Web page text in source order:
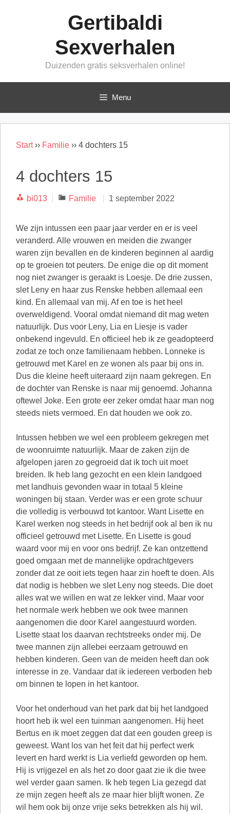
Gertibaldi
Sexverhalen
Duizenden gratis seksverhalen online!
Menu
Start›› Familie ›› 4 dochters 15
4 dochters 15
bi013 Categorieën
Familie 1 september 2022
We zijn intussen een paar jaar verder en er is veel
veranderd. Alle vrouwen en meiden die zwanger
waren zijn bevallen en de kinderen beginnen al aardig
op te groeien tot peuters. De enige die op dit moment
nog niet zwanger is geraakt is Loesje. De drie zussen,
slet Leny en haar zus Renske hebben allemaal een
kind. En allemaal van mij. Af en toe is het heel
overweldigend. Vooral omdat niemand dit mag weten
natuurlijk. Dus voor Leny, Lia en Liesje is vader
onbekend ingevuld. En officieel heb ik ze geadopteerd
zodat ze toch onze familienaam hebben. Lonneke is
getrouwd met Karel en ze wonen als paar bij ons in.
Dus die kleine heeft uiteraard zijn naam gekregen. En
de dochter van Renske is naar mij genoemd. Johanna
oftewel Joke. Een grote eer zeker omdat haar man nog
steeds niets vermoed. En dat houden we ook zo.
Intussen hebben we wel een probleem gekregen met
de woonruimte natuurlijk. Maar de zaken zijn de
afgelopen jaren zo gegroeid dat ik toch uit moet
breiden. Ik heb lang gezocht en een klein landgoed
met landhuis gevonden waar in totaal 5 kleine
woningen bij staan. Verder was er een grote schuur
die volledig is verbouwd tot kantoor. Want Lisette en
Karel werken nog steeds in het bedrijf ook al ben ik nu
officieel getrouwd met Lisette. En Lisette is goud
waard voor mij en voor ons bedrijf. Ze kan ontzettend
goed omgaan met de mannelijke opdrachtgevers
zonder dat ze ooit iets tegen haar zin hoeft te doen. Als
dat nodig is hebben we slet Leny nog steeds. Die doet
alles wat we willen en wat ze lekker vind. Maar voor
het normale werk hebben we ook twee mannen
aangenomen die door Karel aangestuurd worden.
Lisette staat los daarvan rechtstreeks onder mij. De
twee mannen zijn allebei eerzaam getrouwd en
hebben kinderen. Geen van de meiden heeft dan ook
interesse in ze. Vandaar dat ik iedereen verboden heb
om binnen te lopen in het kantoor.
Voor het onderhoud van het park dat bij het landgoed
hoort heb ik wel een tuinman aangenomen. Hij heet
Bertus en ik moet zeggen dat dat een gouden greep is
geweest. Want los van het feit dat hij perfect werk
levert en hard werkt is Lia verliefd geworden op hem.
Hij is vrijgezel en als het zo door gaat zie ik die twee
wel verder gaan samen. Ik heb tegen Lia gezegd dat
ze mijn zegen heeft als ze maar hier blijft wonen. Ze
wil hem ook bij onze vrije seks betrekken als hij wil.